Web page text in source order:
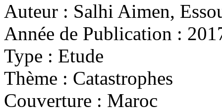
Auteur : Salhi Aimen,
Année de Publication :
Type : Etude
Thème : Catastrophes
Couverture : Maroc